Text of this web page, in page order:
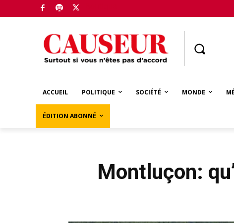
ACCUEIL POLITIQUE SOCIÉTÉ MONDE
ÉDITION ABONNÉ
Montluçon: